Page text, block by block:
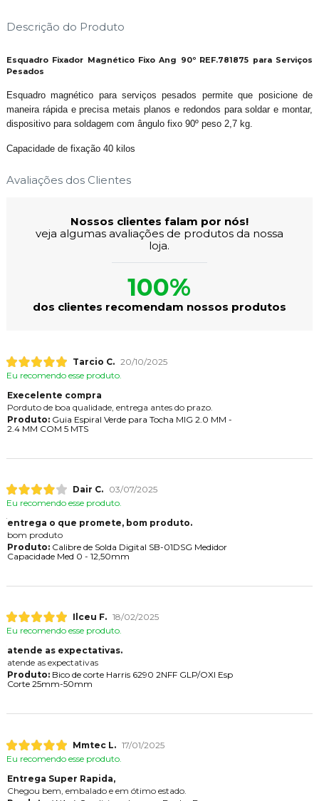
Descrição do Produto
Esquadro Fixador Magnético Fixo Ang 90º REF.781875 para Serviços
Pesados
Esquadro magnético para serviços pesados permite que posicione de
maneira rápida e precisa metais planos e redondos para soldar e montar,
dispositivo para soldagem com ângulo fixo 90º peso 2,7 kg.
Capacidade de fixação 40 kilos
Avaliações dos Clientes
Nossos clientes falam por nós!
veja algumas avaliações de produtos da nossa
loja.
100%
dos clientes recomendam nossos produtos
Tarcio C. 20/10/2025
Eu recomendo esse produto.
Execelente compra
Porduto de boa qualidade, entrega antes do prazo.
Produto:Guia Espiral Verde para Tocha MIG 2.0 MM -
2.4 MM COM 5 MTS
Dair C.
03/07/2025
Eu recomendo esse produto.
entrega o que promete, bom produto.
bom produto
Produto:Calibre de Solda Digital SB-01DSG Medidor
Capacidade Med 0 - 12,50mm
Ilceu F. 18/02/2025
Eu recomendo esse produto.
atende as expectativas.
atende as expectativas
Produto:Bico de corte Harris 6290 2NFF GLP/OXI Esp
Corte 25mm-50mm
Mmtec L. 17/01/2025
Eu recomendo esse produto.
Entrega Super Rapida,
Chegou bem, embalado e em ótimo estado.